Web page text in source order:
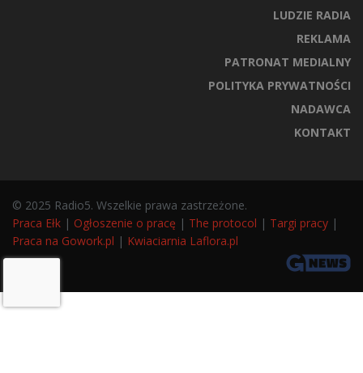
LUDZIE RADIA
REKLAMA
PATRONAT MEDIALNY
POLITYKA PRYWATNOŚCI
NADAWCA
KONTAKT
© 2025 Radio5. Wszelkie prawa zastrzeżone.
Praca Ełk | Ogłoszenie o pracę | The protocol | Targi pracy |
Praca na Gowork.pl | Kwiaciarnia Laflora.pl